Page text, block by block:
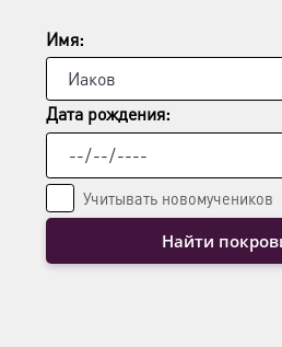
товара.
Имя:
Дата рождения:
Учитывать новомучеников
Найти